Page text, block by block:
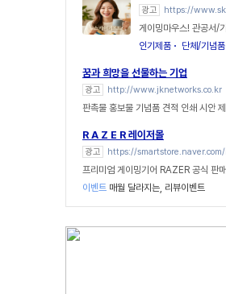
광고 https://
게이밍마우스! 관공서/
인기제품
단체/기념품
꿈과 희망을 선물하는 기업
광고 http://www.jknetworks.co.kr
판촉물 홍보물 기념품 견적 인쇄 시안
R A Z E R 레이저몰
광고 https://
프리미엄 게이밍기어 RAZER 공식 판
이벤트 매월 달라지는, 리뷰이벤트